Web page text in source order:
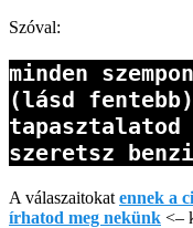
Szóval:
minden
(lásd
tapasztalatod
szeretsz
A válaszaitokat ennek a
írhatod meg nekünk <–